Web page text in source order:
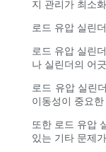
지 관리가 최소
로드 유압 실린
로드 유압 실린
나 실린더의 어
로드 유압 실린
이동성이 중요
또한 로드 유압
있는 기타 문제